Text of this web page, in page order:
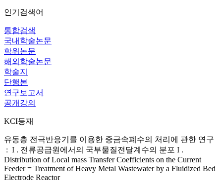
인기검색어
통합검색
국내학술논문
학위논문
해외학술논문
학술지
단행본
연구보고서
공개강의
KCI등재
유동층 전극반응기를 이용한 중금속폐수의 처리에 관한 연구
: I . 전류공급원에서의 국부물질전달계수의 분포 I .
Distribution of Local mass Transfer Coefficients on the Current
Feeder = Treatment of Heavy Metal Wastewater by a Fluidized Bed
Electrode Reactor